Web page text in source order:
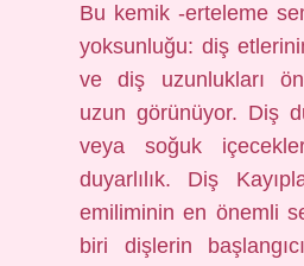
Bu kemik -erteleme
yoksunluğu: diş
ve diş uzunlukları
uzun görünüyor. Diş
veya soğuk
duyarlılık. Diş
emiliminin en önemli
biri dişlerin